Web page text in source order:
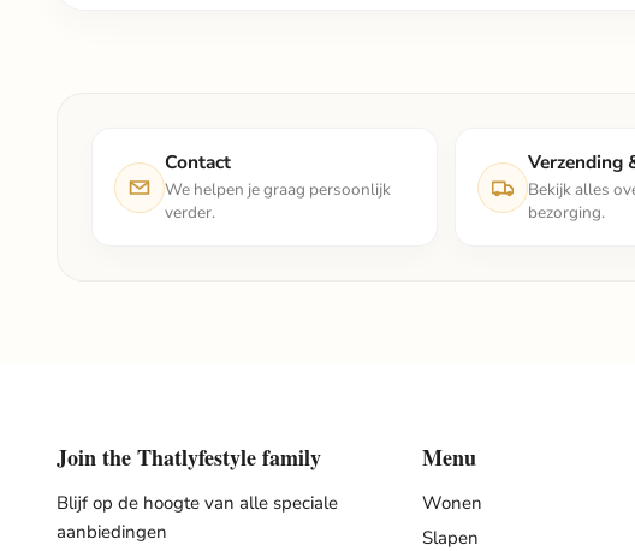
Contact
We helpen je graag persoonlijk
verder.
Verzending
Bekijk alles
bezorging.
Join the Thatlyfestyle family
Blijf op de hoogte van alle speciale
aanbiedingen
Menu
Wonen
Slapen